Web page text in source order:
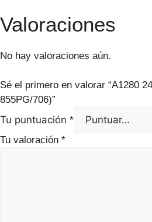
Valoraciones
No hay valoraciones aún.
Sé el primero en valorar “A1280
855PG/706)”
Tu puntuación *
Tu valoración *